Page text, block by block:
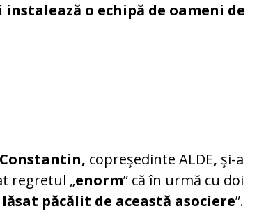
o echipă de oameni de
copreşedinte ALDE, şi-a
regretul „enorm” că în urmă cu doi
lăsat păcălit de această asociere”.